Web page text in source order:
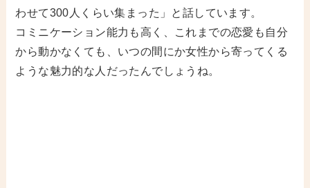
わせて300人くらい集まった」と話しています。
コミニケーション能力も高く、これまでの恋愛も自分
から動かなくても、いつの間にか女性から寄ってくる
ような魅力的な人だったんでしょうね。